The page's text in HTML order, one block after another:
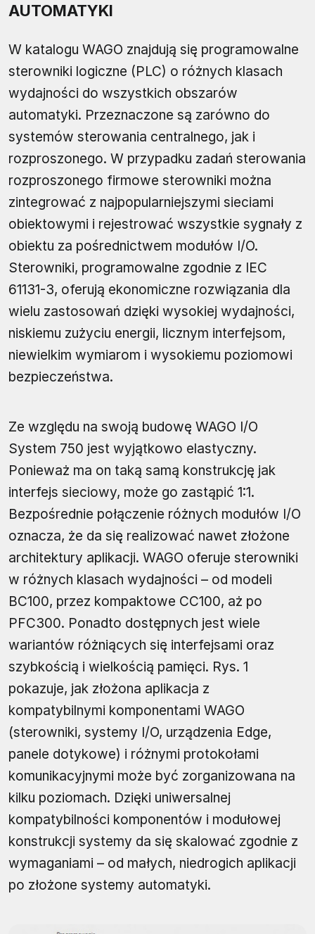
AUTOMATYKI
W katalogu WAGO znajdują się programowalne
sterowniki logiczne (PLC) o różnych klasach
wydajności do wszystkich obszarów
automatyki. Przeznaczone są zarówno do
systemów sterowania centralnego, jak i
rozproszonego. W przypadku zadań sterowania
rozproszonego firmowe sterowniki można
zintegrować z najpopularniejszymi sieciami
obiektowymi i rejestrować wszystkie sygnały z
obiektu za pośrednictwem modułów I/O.
Sterowniki, programowalne zgodnie z IEC
61131-3, oferują ekonomiczne rozwiązania dla
wielu zastosowań dzięki wysokiej wydajności,
niskiemu zużyciu energii, licznym interfejsom,
niewielkim wymiarom i wysokiemu poziomowi
bezpieczeństwa.
Ze względu na swoją budowę WAGO I/O
System 750 jest wyjątkowo elastyczny.
Ponieważ ma on taką samą konstrukcję jak
interfejs sieciowy, może go zastąpić 1:1.
Bezpośrednie połączenie różnych modułów I/O
oznacza, że da się realizować nawet złożone
architektury aplikacji. WAGO oferuje sterowniki
w różnych klasach wydajności – od modeli
BC100, przez kompaktowe CC100, aż po
PFC300. Ponadto dostępnych jest wiele
wariantów różniących się interfejsami oraz
szybkością i wielkością pamięci. Rys. 1
pokazuje, jak złożona aplikacja z
kompatybilnymi komponentami WAGO
(sterowniki, systemy I/O, urządzenia Edge,
panele dotykowe) i różnymi protokołami
komunikacyjnymi może być zorganizowana na
kilku poziomach. Dzięki uniwersalnej
kompatybilności komponentów i modułowej
konstrukcji systemy da się skalować zgodnie z
wymaganiami – od małych, niedrogich aplikacji
po złożone systemy automatyki.